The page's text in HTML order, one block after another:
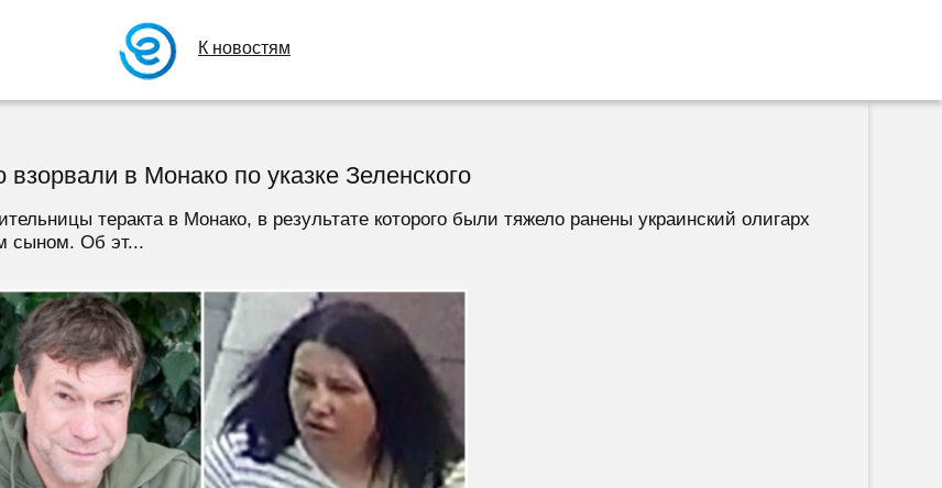
К новостям
в Монако по указке Зеленского
теракта в Монако, в результате которого были тяжело ранены украинский олигарх
сыном. Об эт...